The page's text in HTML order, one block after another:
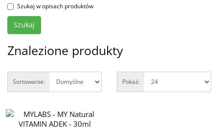
Szukaj w opisach produktów
Znalezione produkty
Sortowanie: Pokaż: